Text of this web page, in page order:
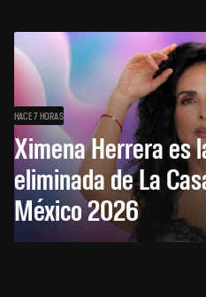
HACE 7 HORAS
Ximena Herrera es
eliminada de La
México 2026